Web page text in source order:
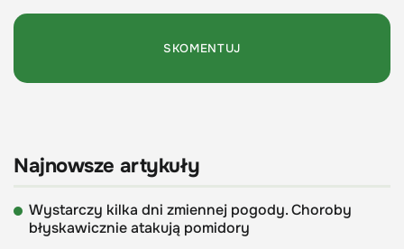
Najnowsze artykuły
Wystarczy kilka dni zmiennej pogody. Choroby
błyskawicznie atakują pomidory